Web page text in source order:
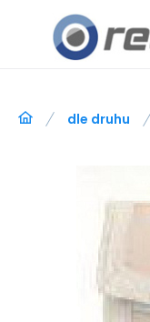
dle druhu